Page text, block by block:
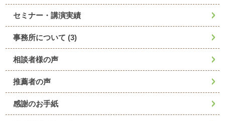
セミナー・講演実績
事務所について (3)
相談者様の声
推薦者の声
感謝のお手紙